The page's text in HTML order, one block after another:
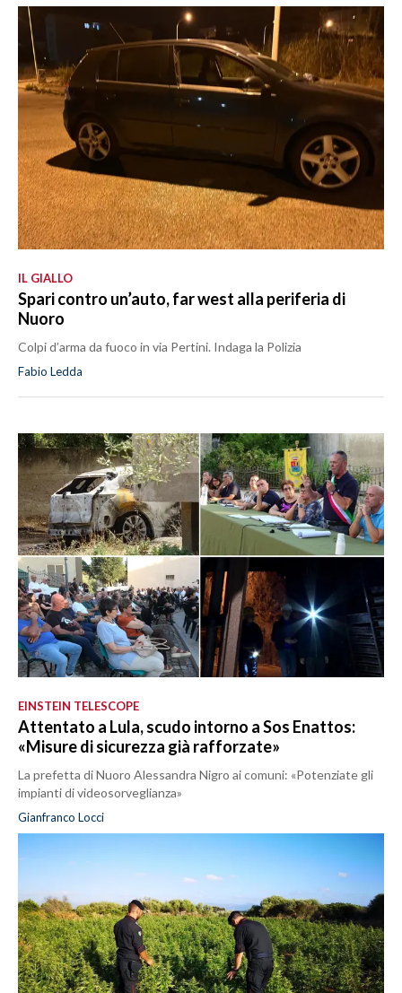
IL GIALLO
Spari contro un’auto, far west alla periferia di
Nuoro
Colpi d’arma da fuoco in via Pertini. Indaga la Polizia
Fabio Ledda
EINSTEIN TELESCOPE
Attentato a Lula, scudo intorno a Sos Enattos:
«Misure di sicurezza già rafforzate»
La prefetta di Nuoro Alessandra Nigro ai comuni: «Potenziate gli
impianti di videosorveglianza»
Gianfranco Locci